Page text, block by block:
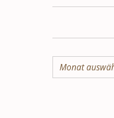
Archiv